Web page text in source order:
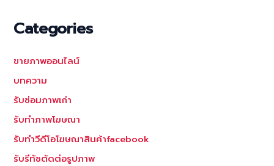
Categories
ขายภาพออนไลน์
บทความ
รับซ่อมภาพเก่า
รับทำภาพโฆษณา
รับทำวีดีโอโฆษณาสินค้าfacebook
รับรีทัชตัดต่อรูปภาพ